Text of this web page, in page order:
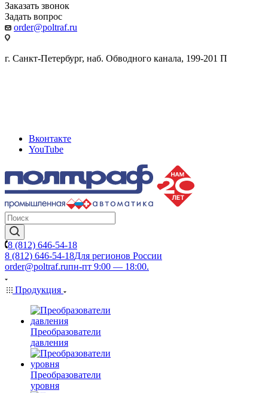
Заказать звонок
Задать вопрос
order@poltraf.ru
г. Санкт-Петербург, наб. Обводного канала, 199-201 П
Вконтакте
YouTube
8 (812) 646-54-18
8 (812) 646-54-18Для регионов России
order@poltraf.ruпн-пт 9:00 — 18:00.
Продукция
Преобразователи
давления
Преобразователи
уровня